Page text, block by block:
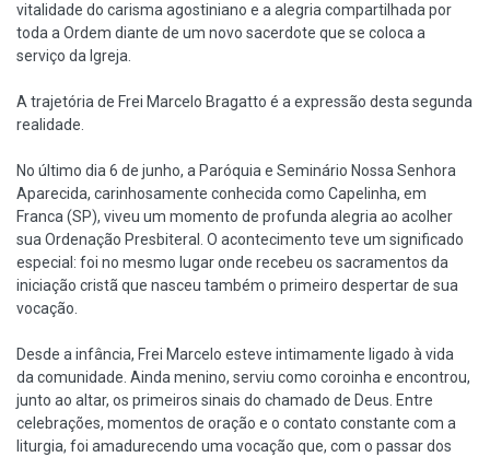
vitalidade do carisma agostiniano e a alegria compartilhada por
toda a Ordem diante de um novo sacerdote que se coloca a
serviço da Igreja.
A trajetória de Frei Marcelo Bragatto é a expressão desta segunda
realidade.
No último dia 6 de junho, a Paróquia e Seminário Nossa Senhora
Aparecida, carinhosamente conhecida como Capelinha, em
Franca (SP), viveu um momento de profunda alegria ao acolher
sua Ordenação Presbiteral. O acontecimento teve um significado
especial: foi no mesmo lugar onde recebeu os sacramentos da
iniciação cristã que nasceu também o primeiro despertar de sua
vocação.
Desde a infância, Frei Marcelo esteve intimamente ligado à vida
da comunidade. Ainda menino, serviu como coroinha e encontrou,
junto ao altar, os primeiros sinais do chamado de Deus. Entre
celebrações, momentos de oração e o contato constante com a
liturgia, foi amadurecendo uma vocação que, com o passar dos